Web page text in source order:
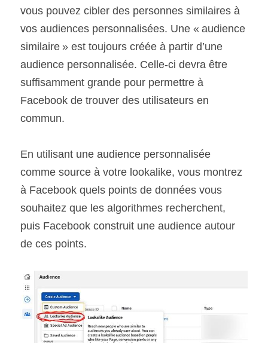
vous pouvez cibler des personnes similaires à
vos audiences personnalisées. Une « audience
similaire » est toujours créée à partir d’une
audience personnalisée. Celle-ci devra être
suffisamment grande pour permettre à
Facebook de trouver des utilisateurs en
commun.
En utilisant une audience personnalisée
comme source à votre lookalike, vous montrez
à Facebook quels points de données vous
souhaitez que les algorithmes recherchent,
puis Facebook construit une audience autour
de ces points.